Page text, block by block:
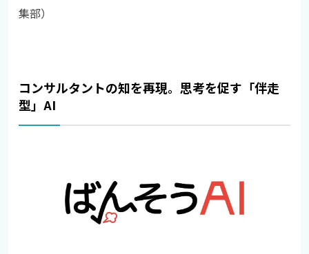
集部）
コンサルタントの知を再現。思考を促す「伴走
型」AI